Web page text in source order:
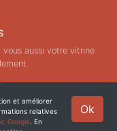
aussi votre vitrine
réservés. Ok
et améliorer
relatives
Google . En